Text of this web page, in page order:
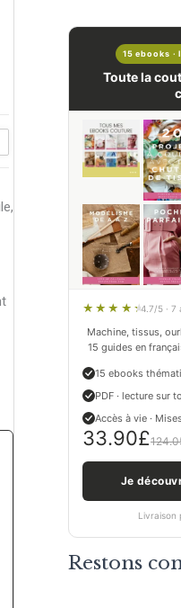
15 ebooks
Toute la
4.7/5 · 7
Machine, tissus,
15 guides en
15 ebooks
PDF · lecture sur
Accès à vie ·
33.90£
Je
Livraison
Restons